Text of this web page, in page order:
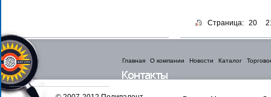
Страница: 20
Главная О компании Новости Каталог